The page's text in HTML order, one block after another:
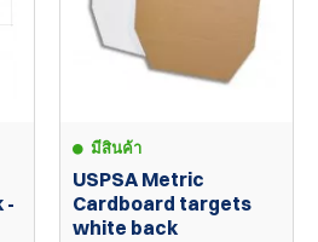
-
มีสินค้า
USPSA Metric
Cardboard targets
white back